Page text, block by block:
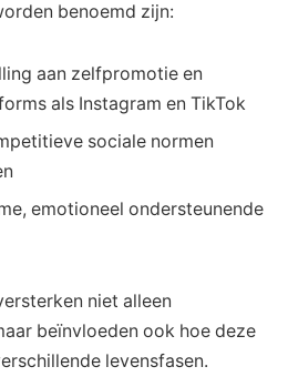
benoemd zijn:
aan zelfpromotie en
als Instagram en TikTok
sociale normen
emotioneel ondersteunende
niet alleen
beïnvloeden ook hoe deze
levensfasen.